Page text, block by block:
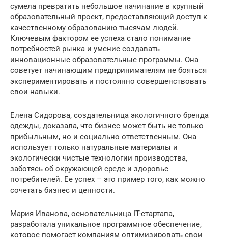
сумела превратить небольшое начинание в крупный
образовательный проект, предоставляющий доступ к
качественному образованию тысячам людей.
Ключевым фактором ее успеха стало понимание
потребностей рынка и умение создавать
инновационные образовательные программы. Она
советует начинающим предпринимателям не бояться
экспериментировать и постоянно совершенствовать
свои навыки.
Елена Сидорова, создательница экологичного бренда
одежды, доказала, что бизнес может быть не только
прибыльным, но и социально ответственным. Она
использует только натуральные материалы и
экологически чистые технологии производства,
заботясь об окружающей среде и здоровье
потребителей. Ее успех – это пример того, как можно
сочетать бизнес и ценности.
Мария Иванова, основательница IT-стартапа,
разработала уникальное программное обеспечение,
которое помогает компаниям оптимизировать свои